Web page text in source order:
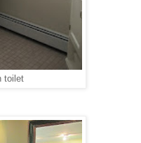
toilet